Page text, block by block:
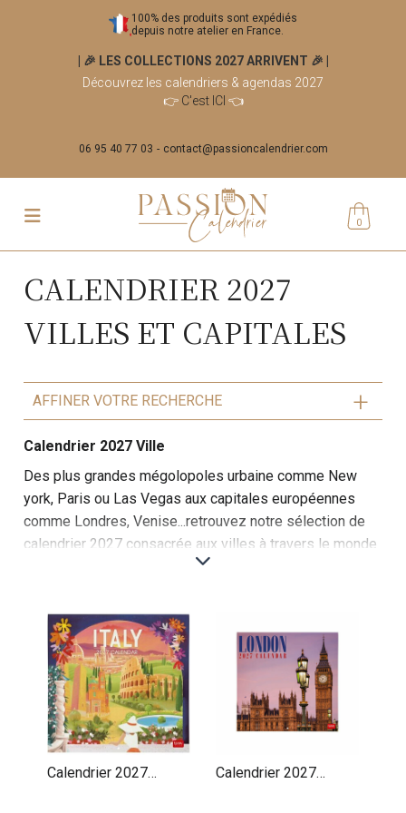
100% des produits sont expédiés
depuis notre atelier en France.
| 🎉 LES COLLECTIONS 2027 ARRIVENT 🎉
Découvrez les calendriers & agendas 2027
👉 C'est ICI 👈
06 95 40 77 03 contact@passioncalendrier.com
0
CALENDRIER 2027
VILLES ET CAPITALES
AFFINER VOTRE RECHERCHE
Calendrier 2027 Ville
Des plus grandes mégolopoles urbaine comme New
york, Paris ou Las Vegas aux capitales européennes
comme Londres, Venise...retrouvez notre sélection de
calendrier 2027 consacrée aux villes à travers le monde
métropoles les plus fascinantes de notre planète.
Chaque mois, le calendrier vous plonge dans l'ambiance
unique de grandes villes, de centres urbains historiques
et de lieux modernes, capturant leur essence à travers
des photographies spectaculaires.
Les premiers mois sont consacrés à des villes
iconiques comme Paris, New York, Londres et Tokyo,
Calendrier 2027
Calendrier 2027